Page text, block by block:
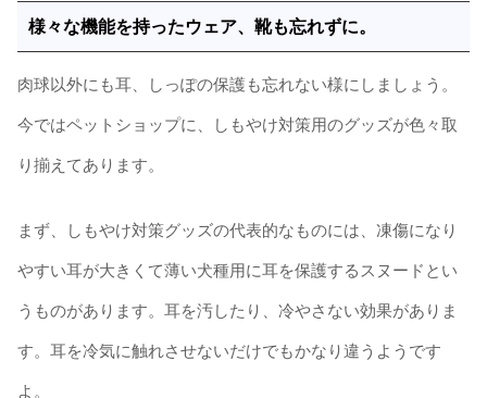
様々な機能を持ったウェア、靴も忘れずに。
肉球以外にも耳、しっぽの保護も忘れない様にしましょう。
今ではペットショップに、しもやけ対策用のグッズが色々取
り揃えてあります。
まず、しもやけ対策グッズの代表的なものには、凍傷になり
やすい耳が大きくて薄い犬種用に耳を保護するスヌードとい
うものがあります。耳を汚したり、冷やさない効果がありま
す。耳を冷気に触れさせないだけでもかなり違うようです
よ。